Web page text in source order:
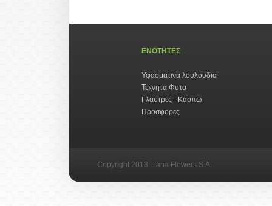
ΕΝΟΤΗΤΕΣ
Υφασματινα λουλουδια
Τεχνητα Φυτα
Γλαστρες - Κασπω
Προσφορες
Copyright 2013 Liana Flowers S.A.